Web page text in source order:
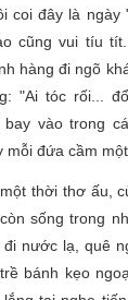
coi đây là ngày
cũng vui tíu
hàng đi ngõ
"Ai tóc rối...
vào trong
đứa cầm
thời thơ ấu,
sống trong
nước lạ, quê
bánh kẹo